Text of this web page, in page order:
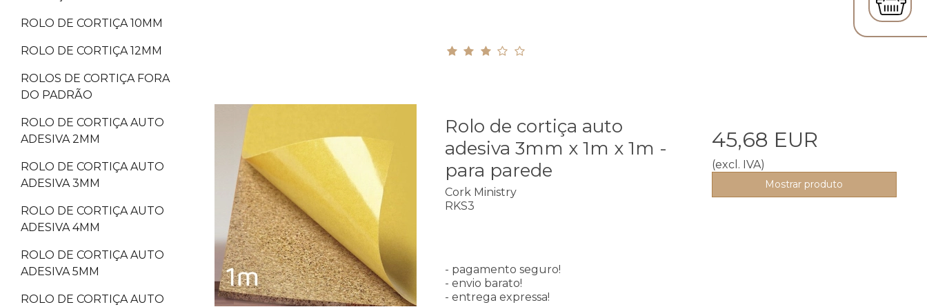
ROLO DE CORTIÇA 10MM
ROLO DE CORTIÇA 12MM
ROLOS DE CORTIÇA FORA
DO PADRÃO
ROLO DE CORTIÇA AUTO
ADESIVA 2MM
ROLO DE CORTIÇA AUTO
ADESIVA 3MM
ROLO DE CORTIÇA AUTO
ADESIVA 4MM
ROLO DE CORTIÇA AUTO
ADESIVA 5MM
ROLO DE CORTIÇA AUTO
Rolo de cortiça auto
adesiva 3mm x 1m x 1m -
para parede
Cork Ministry
RKS3
- pagamento seguro!
- envio barato!
- entrega expressa!
45,68 EUR
(excl. IVA)
Mostrar produto